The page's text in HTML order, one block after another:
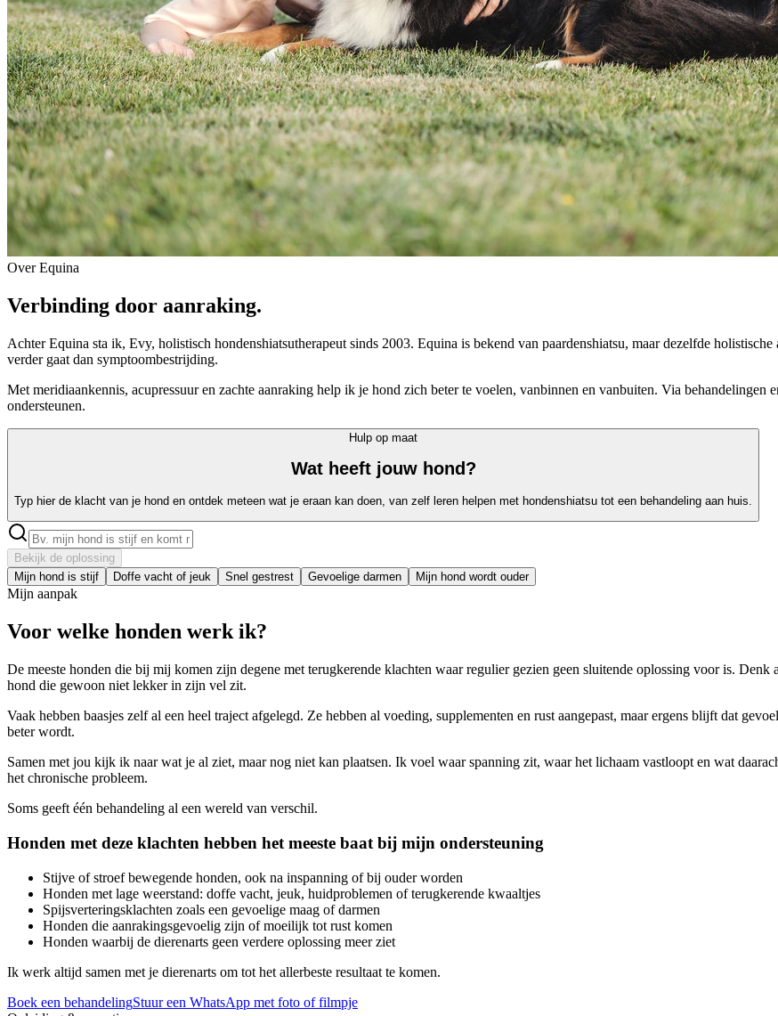
Over Equina
Verbinding door aanraking.
Achter Equina sta ik, Evy, holistisch hondenshiatsutherapeut sinds 2003. Equina is bekend van paardenshiatsu, maar dezelfde
verder gaat dan symptoombestrijding.
Met meridiaankennis, acupressuur en zachte aanraking help ik je hond zich beter te voelen, vanbinnen en vanbuiten. Via
ondersteunen.
Hulp op maat
Wat heeft jouw hond?
Typ hier de klacht van je hond en ontdek meteen wat je eraan kan doen, van zelf leren helpen met hondenshiatsu tot een behandeling aan huis.
Bekijk de oplossing
Mijn hond is stijf
Doffe vacht of jeuk Snel gestrest Gevoelige darmen Mijn hond wordt ouder
Mijn aanpak
Voor welke honden werk ik?
De meeste honden die bij mij komen zijn degene met terugkerende klachten waar regulier gezien geen sluitende oplossing voor is.
hond die gewoon niet lekker in zijn vel zit.
Vaak hebben baasjes zelf al een heel traject afgelegd. Ze hebben al voeding, supplementen en rust aangepast, maar ergens blijft dat
beter wordt.
Samen met jou kijk ik naar wat je al ziet, maar nog niet kan plaatsen. Ik voel waar spanning zit, waar het lichaam vastloopt en wat
het chronische probleem.
Soms geeft één behandeling al een wereld van verschil.
Honden met deze klachten hebben het meeste baat bij mijn ondersteuning
Stijve of stroef bewegende honden, ook na inspanning of bij ouder worden
Honden met lage weerstand: doffe vacht, jeuk, huidproblemen of terugkerende kwaaltjes
Spijsverteringsklachten zoals een gevoelige maag of darmen
Honden die aanrakingsgevoelig zijn of moeilijk tot rust komen
Honden waarbij de dierenarts geen verdere oplossing meer ziet
Ik werk altijd samen met je dierenarts om tot het allerbeste resultaat te komen.
Boek een behandelingStuur een WhatsApp met foto of filmpje